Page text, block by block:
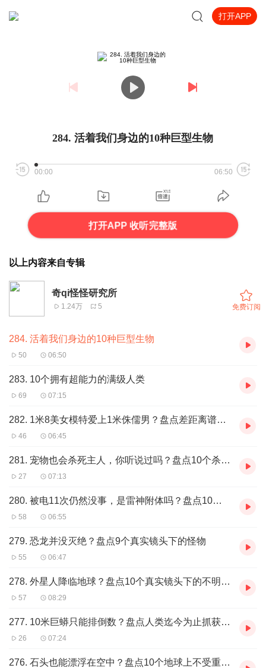
打开APP
284. 活着我们身边的10种巨型生物
00:00 06:50
打开APP 收听完整版
以上内容来自专辑
奇qi怪怪研究所
1.24万 5 免费订阅
284. 活着我们身边的10种巨型生物
50 06:50
283. 10个拥有超能力的满级人类
69 07:15
282. 1米8美女模特爱上1米侏儒男？盘点差距离谱的情侣
46 06:45
281. 宠物也会杀死主人，你听说过吗？盘点10个杀人宠物
27 07:13
280. 被电11次仍然没事，是雷神附体吗？盘点10个电不死的幸运儿
58 06:55
279. 恐龙并没灭绝？盘点9个真实镜头下的怪物
55 06:47
278. 外星人降临地球？盘点10个真实镜头下的不明飞行物
57 08:29
277. 10米巨蟒只能排倒数？盘点人类迄今为止抓获的巨型生物
26 07:24
276. 石头也能漂浮在空中？盘点10个地球上不受重力控制的神秘地方